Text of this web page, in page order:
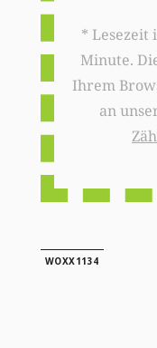
* Lesezeit
Minute.
Ihrem
an
WOXX1134